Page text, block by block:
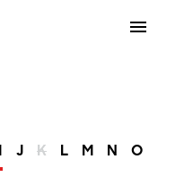
I J K L M N O